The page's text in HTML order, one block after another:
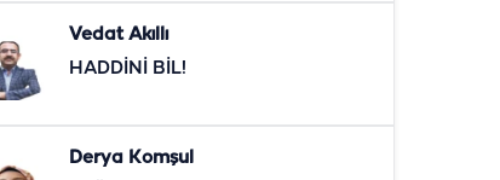
Vedat Akıllı
HADDİNİ BİL!
Derya Komşul